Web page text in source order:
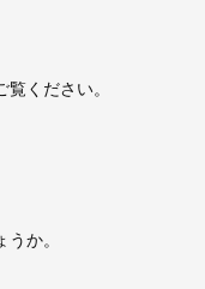
ください。
か。